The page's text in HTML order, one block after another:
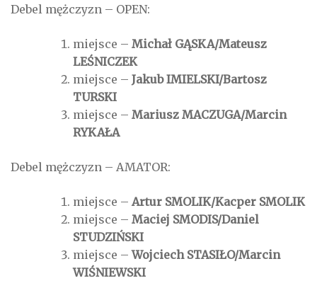
Debel mężczyzn – OPEN:
miejsce – Michał GĄSKA/Mateusz
LEŚNICZEK
miejsce – Jakub IMIELSKI/Bartosz
TURSKI
miejsce – Mariusz MACZUGA/Marcin
RYKAŁA
Debel mężczyzn – AMATOR:
miejsce – Artur SMOLIK/Kacper SMOLIK
miejsce – Maciej SMODIS/Daniel
STUDZIŃSKI
miejsce –Wojciech STASIŁO/Marcin
WIŚNIEWSKI